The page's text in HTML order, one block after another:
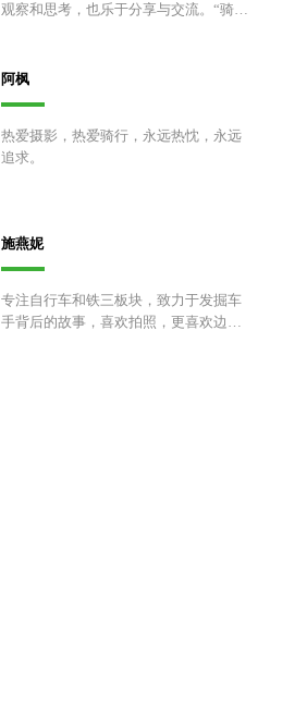
观察和思考，也乐于分享与交流。“骑车
阿枫
热爱摄影，热爱骑行，永远热忱，永远
追求。
施燕妮
专注自行车和铁三板块，致力于发掘车
手背后的故事，喜欢拍照，更喜欢边骑